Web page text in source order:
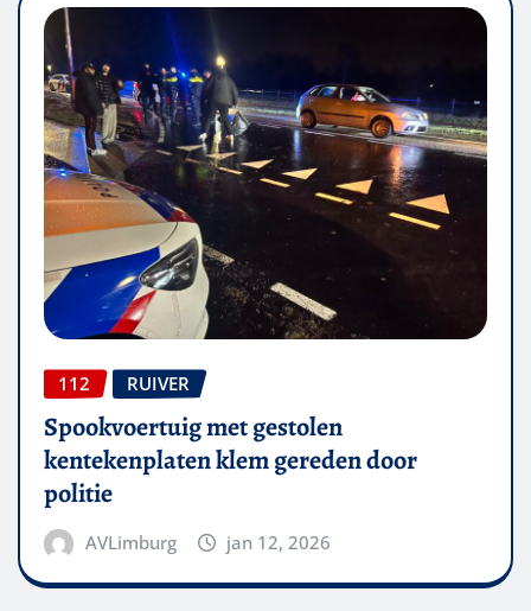
112 RUIVER
Spookvoertuig met gestolen
kentekenplaten klem gereden door
politie
AVLimburg jan 12, 2026